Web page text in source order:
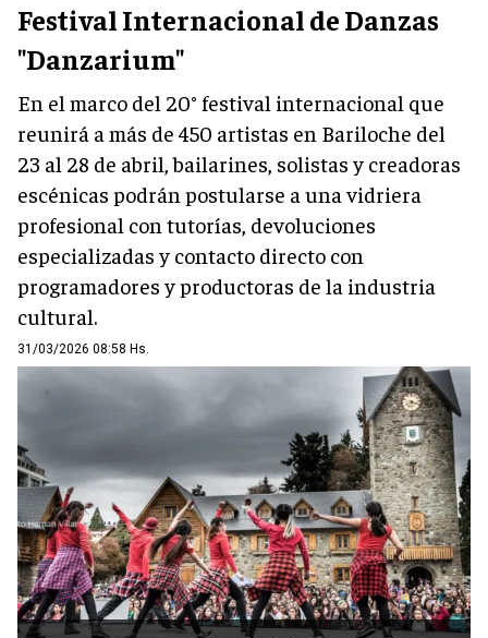
Festival Internacional de Danzas
"Danzarium"
En el marco del 20° festival internacional que
reunirá a más de 450 artistas en Bariloche del
23 al 28 de abril, bailarines, solistas y creadoras
escénicas podrán postularse a una vidriera
profesional con tutorías, devoluciones
especializadas y contacto directo con
programadores y productoras de la industria
cultural.
31/03/2026 08:58 Hs.